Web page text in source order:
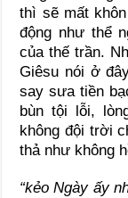
thì sẽ mất
động như thể
của thế trần.
Giêsu nói ở
say sưa tiền
bùn tội lỗi,
không đội trời
thả như không
“kẻo Ngày ấy